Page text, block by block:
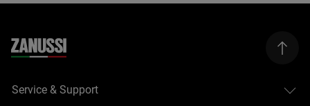
Service & Support